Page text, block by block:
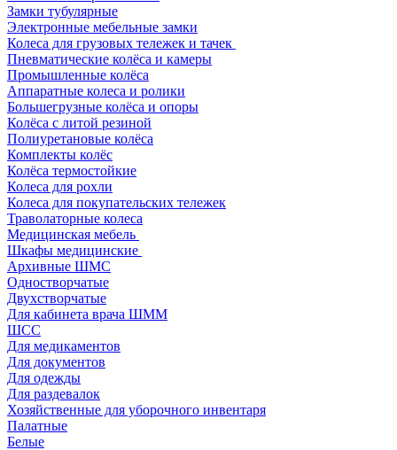
Замки тубулярные
Электронные мебельные замки
Колеса для грузовых тележек и тачек
Пневматические колёса и камеры
Промышленные колёса
Аппаратные колеса и ролики
Большегрузные колёса и опоры
Колёса с литой резиной
Полиуретановые колёса
Комплекты колёс
Колёса термостойкие
Колеса для рохли
Колеса для покупательских тележек
Траволаторные колеса
Медицинская мебель
Шкафы медицинские
Архивные ШМС
Одностворчатые
Двухстворчатые
Для кабинета врача ШММ
ШСС
Для медикаментов
Для документов
Для одежды
Для раздевалок
Хозяйственные для уборочного инвентаря
Палатные
Белые